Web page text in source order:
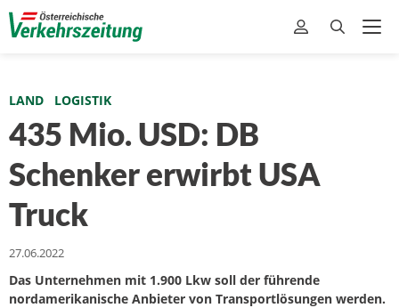
LAND LOGISTIK
435 Mio. USD: DB
Schenker erwirbt USA
Truck
27.06.2022
Das Unternehmen mit 1.900 Lkw soll der führende
nordamerikanische Anbieter von Transportlösungen werden.